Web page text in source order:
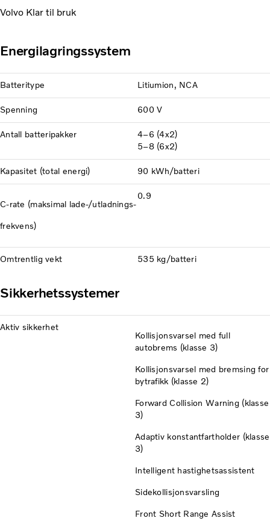
Volvo Klar til bruk
Energilagringssystem
Batteritype Litiumion, NCA
Spenning 600 V
Antall batteripakker
4–6 (4x2)
5–8 (6x2)
Kapasitet (total energi) 90 kWh/batteri
C-rate (maksimal lade-/utladnings-
frekvens)
0.9
Omtrentlig vekt 535 kg/batteri
Sikkerhetssystemer
Aktiv sikkerhet
Kollisjonsvarsel med full
autobrems (klasse 3)
Kollisjonsvarsel med bremsing for
bytrafikk (klasse 2)
Forward Collision Warning (klasse
3)
Adaptiv konstantfartholder (klasse
3)
Intelligent hastighetsassistent
Sidekollisjonsvarsling
Front Short Range Assist